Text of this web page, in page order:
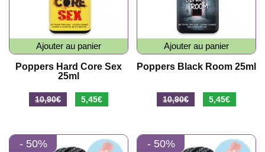
Ajouter au panier
Poppers Hard Core Sex
25ml
10,90€
Le
était :
5,45€
est :
Ajouter au panier
Poppers Black Room 25ml
10,90€
Le
était :
5,45€
est :
- 50% - 50%